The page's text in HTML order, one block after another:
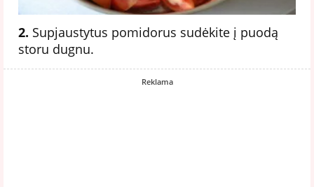
2. Supjaustytus pomidorus sudėkite į puodą
storu dugnu.
Reklama